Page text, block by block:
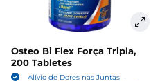
Osteo Bi Flex Força Tripla,
200 Tabletes
Alívio de Dores nas Juntas